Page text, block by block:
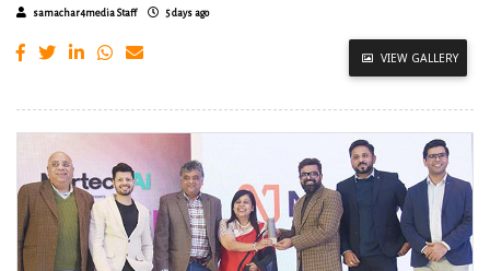
samachar4media Staff 5 days ago
VIEW GALLERY